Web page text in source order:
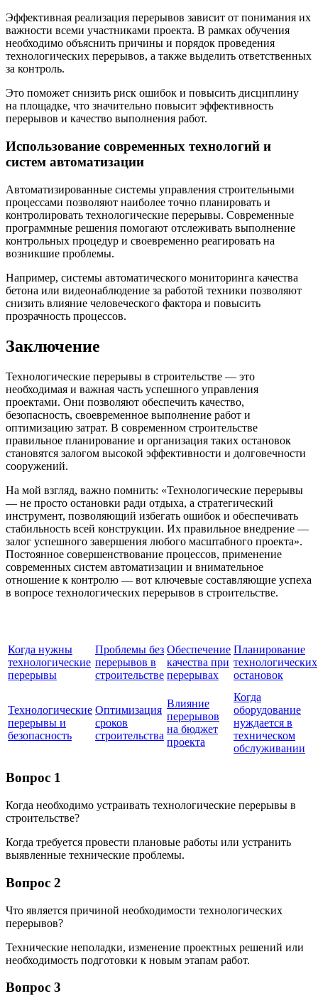
Эффективная реализация перерывов зависит от понимания их
важности всеми участниками проекта. В рамках обучения
необходимо объяснить причины и порядок проведения
технологических перерывов, а также выделить ответственных
за контроль.
Это поможет снизить риск ошибок и повысить дисциплину
на площадке, что значительно повысит эффективность
перерывов и качество выполнения работ.
Использование современных технологий и
систем автоматизации
Автоматизированные системы управления строительными
процессами позволяют наиболее точно планировать и
контролировать технологические перерывы. Современные
программные решения помогают отслеживать выполнение
контрольных процедур и своевременно реагировать на
возникшие проблемы.
Например, системы автоматического мониторинга качества
бетона или видеонаблюдение за работой техники позволяют
снизить влияние человеческого фактора и повысить
прозрачность процессов.
Заключение
Технологические перерывы в строительстве — это
необходимая и важная часть успешного управления
проектами. Они позволяют обеспечить качество,
безопасность, своевременное выполнение работ и
оптимизацию затрат. В современном строительстве
правильное планирование и организация таких остановок
становятся залогом высокой эффективности и долговечности
сооружений.
На мой взгляд, важно помнить: «Технологические перерывы
— не просто остановки ради отдыха, а стратегический
инструмент, позволяющий избегать ошибок и обеспечивать
стабильность всей конструкции. Их правильное внедрение —
залог успешного завершения любого масштабного проекта».
Постоянное совершенствование процессов, применение
современных систем автоматизации и внимательное
отношение к контролю — вот ключевые составляющие успеха
в вопросе технологических перерывов в строительстве.
Когда нужны
технологические
перерывы
Проблемы без
перерывов в
строительстве
Обеспечение
качества при
перерывах
Планирование
технологических
остановок
Технологические
перерывы и
безопасность
Оптимизация
сроков
строительства
Влияние
перерывов
на бюджет
проекта
Когда
оборудование
нуждается в
техническом
обслуживании
Вопрос 1
Когда необходимо устраивать технологические перерывы в
строительстве?
Когда требуется провести плановые работы или устранить
выявленные технические проблемы.
Вопрос 2
Что является причиной необходимости технологических
перерывов?
Технические неполадки, изменение проектных решений или
необходимость подготовки к новым этапам работ.
Вопрос 3